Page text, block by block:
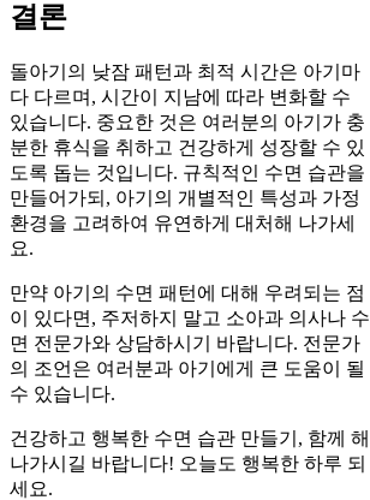
결론
돌아기의 낮잠 패턴과 최적 시간은 아기마
다 다르며, 시간이 지남에 따라 변화할 수
있습니다. 중요한 것은 여러분의 아기가 충
분한 휴식을 취하고 건강하게 성장할 수 있
도록 돕는 것입니다. 규칙적인 수면 습관을
만들어가되, 아기의 개별적인 특성과 가정
환경을 고려하여 유연하게 대처해 나가세
요.
만약 아기의 수면 패턴에 대해 우려되는 점
이 있다면, 주저하지 말고 소아과 의사나 수
면 전문가와 상담하시기 바랍니다. 전문가
의 조언은 여러분과 아기에게 큰 도움이 될
수 있습니다.
건강하고 행복한 수면 습관 만들기, 함께 해
나가시길 바랍니다! 오늘도 행복한 하루 되
세요.